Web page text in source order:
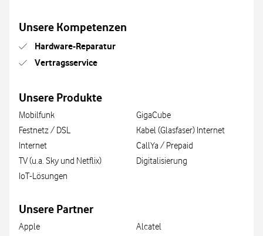
Unsere Kompetenzen
Hardware-Reparatur
Vertragsservice
Unsere Produkte
Mobilfunk
Festnetz / DSL
Internet
TV (u.a. Sky und Netflix)
IoT-Lösungen
GigaCube
Kabel (Glasfaser) Internet
CallYa / Prepaid
Digitalisierung
Unsere Partner
Apple
Alcatel